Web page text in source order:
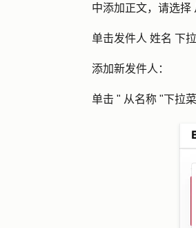
中添加正文，请选择
单击发件人 姓名 下
添加新发件人：
单击 " 从名称 "下拉